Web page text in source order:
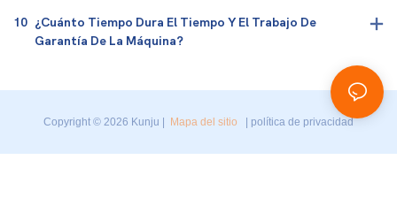
10 ¿Cuánto Tiempo Dura El Tiempo Y El Trabajo De
Garantía De La Máquina?
Copyright © 2026 Kunju | Mapa del sitio política de privacidad